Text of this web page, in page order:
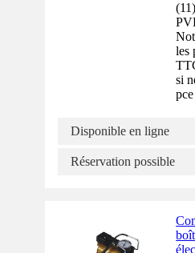
(11)
les
si
pce
Disponible en ligne
Réservation possible